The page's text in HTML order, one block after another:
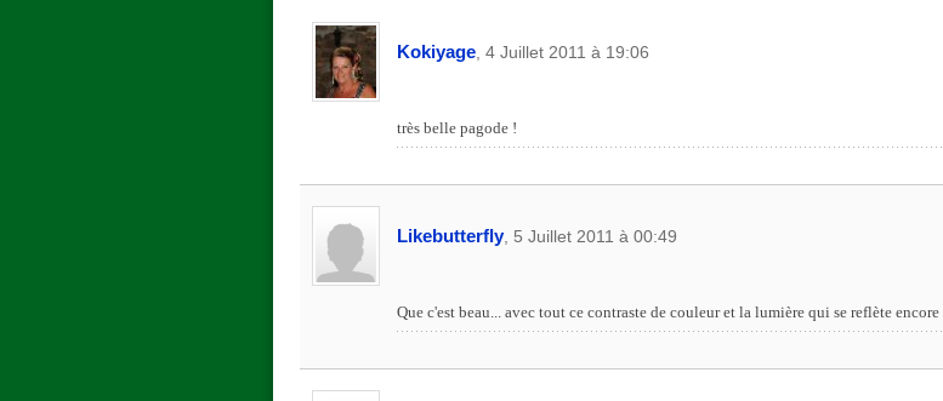
Kokiyage, 4 Juillet 2011 à 19:06
très belle pagode !
Likebutterfly, 5 Juillet 2011 à 00:49
Que c'est beau... avec tout ce contraste de couleur et la lumière qui se reflète encore